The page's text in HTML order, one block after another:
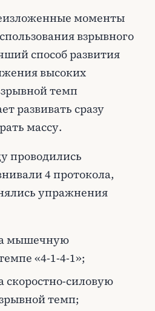
моменты
взрывного
способ развития
высоких
темп
развивать сразу
массу.
проводились
4 протокола,
упражнения
мышечную
«4-1-4-1»;
скоростно-силовую
темп;